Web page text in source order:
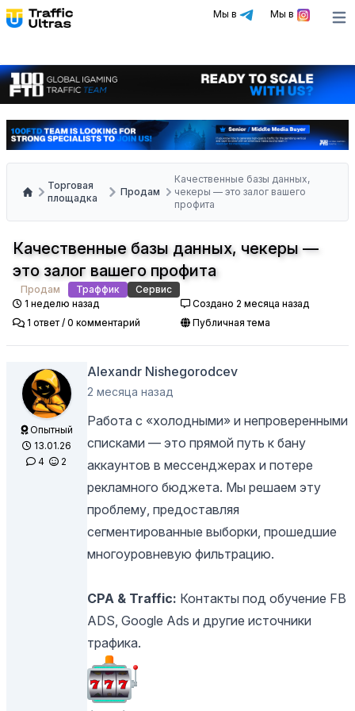
Мы в Мы в
Торговая
площадка
Продам
Качественные базы данных,
чекеры — это залог вашего
профита
Качественные базы данных, чекеры —
это залог вашего профита
Продам Траффик
Сервис
1 неделю назад
Создано 2 месяца назад
1 ответ / 0 комментарий
Публичная тема
Опытный
13.01.26
4
2
Alexandr Nishegorodcev
2 месяца назад
Работа с «холодными» и непроверенными
списками — это прямой путь к бану
аккаунтов в мессенджерах и потере
рекламного бюджета. Мы решаем эту
проблему, предоставляя
сегментированные выборки, прошедшие
многоуровневую фильтрацию.
CPA & Traffic: Контакты под обучение FB
ADS, Google Ads и другие источники
трафика.